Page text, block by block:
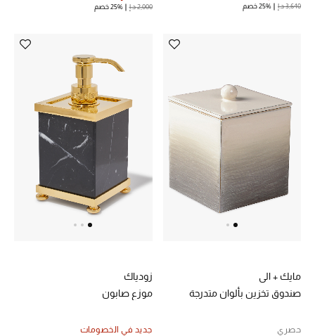
3,640 د.إ 25% خصم 2,000 د.إ 25% خصم
مايك + الي
صندوق تخزين بألوان متدرجة
حصري
زودياك
موزع صابون
جديد في الخصومات